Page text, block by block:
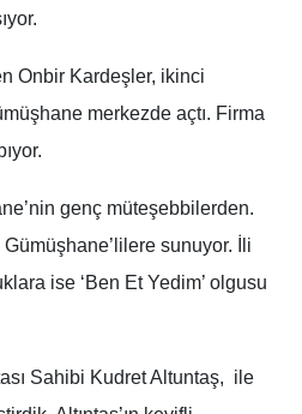
Onbir Kardeşler, ikinci
merkezde açtı. Firma
genç müteşebbilerden.
Gümüşhane’lilere sunuyor. İli
ise ‘Ben Et Yedim’ olgusu
Sahibi Kudret Altuntaş, ile